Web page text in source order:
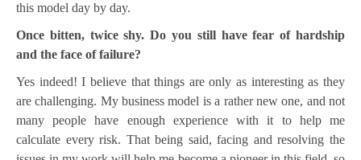
this model day by day.
Once bitten, twice shy. Do you still have fear of hardship
and the face of failure?
Yes indeed! I believe that things are only as interesting as they
are challenging. My business model is a rather new one, and not
many people have enough experience with it to help me
calculate every risk. That being said, facing and resolving the